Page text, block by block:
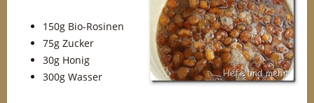
150g Bio-Rosinen
75g Zucker
30g Honig
300g Wasser